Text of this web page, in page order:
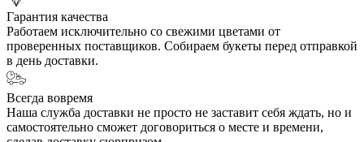
Гарантия качества
Работаем исключительно со свежими цветами от
проверенных поставщиков. Собираем букеты перед отправкой
в день доставки.
Всегда вовремя
Наша служба доставки не просто не заставит себя ждать, но и
самостоятельно сможет договориться о месте и времени,